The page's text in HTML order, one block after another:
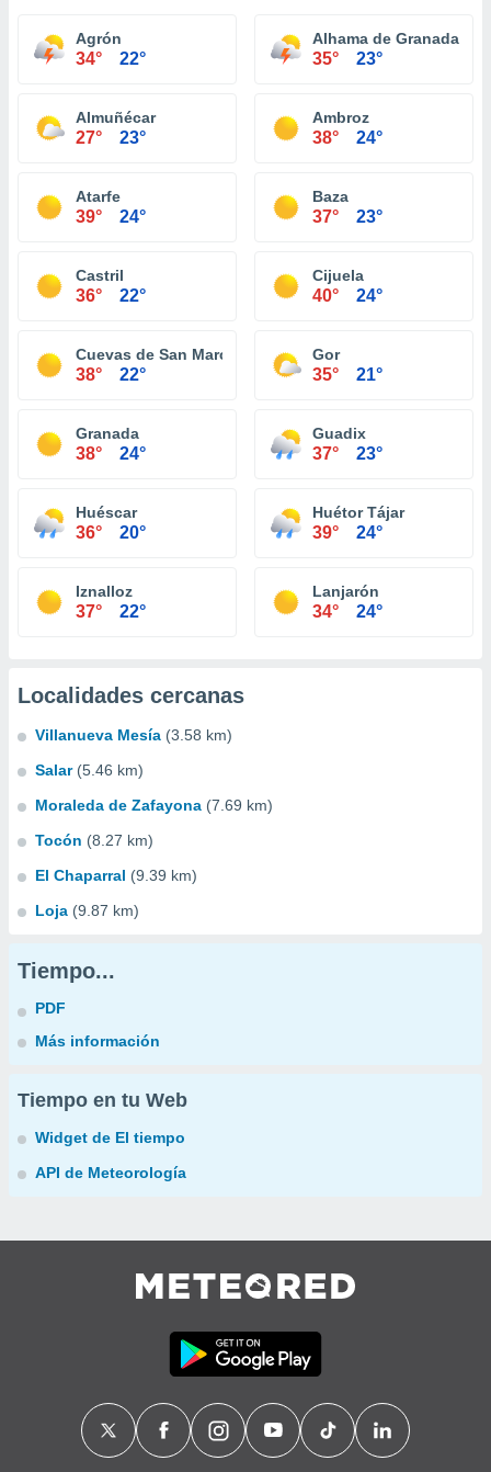
Agrón
34° 22°
Alhama de Granada
35° 23°
Almuñécar
27° 23°
Ambroz
38° 24°
Atarfe
39° 24°
Baza
37° 23°
Castril
36° 22°
Cijuela
40° 24°
Cuevas de San Marcos
38° 22°
Gor
35° 21°
Granada
38° 24°
Guadix
37° 23°
Huéscar
36° 20°
Huétor Tájar
39° 24°
Iznalloz
37° 22°
Lanjarón
34° 24°
Localidades cercanas
Villanueva Mesía (3.58 km)
Salar (5.46 km)
Moraleda de Zafayona (7.69 km)
Tocón (8.27 km)
El Chaparral (9.39 km)
Loja (9.87 km)
Tiempo...
PDF
Más información
Tiempo en tu Web
Widget de El tiempo
API de Meteorología